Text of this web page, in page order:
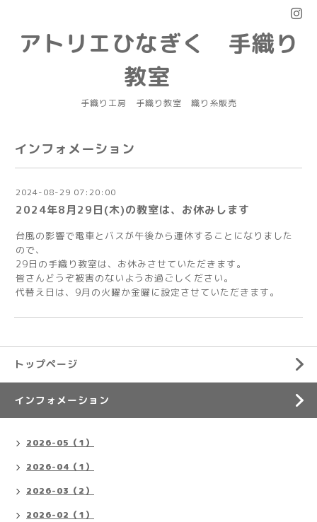
アトリエひなぎく 手織り
教室
手織り工房 手織り教室 織り糸販売
インフォメーション
2024-08-29 07:20:00
2024年8月29日(木)の教室は、お休みします
台風の影響で電車とバスが午後から運休することになりました
ので、
29日の手織り教室は、お休みさせていただきます。
皆さんどうぞ被害のないようお過ごしください。
代替え日は、9月の火曜か金曜に設定させていただきます。
トップページ
インフォメーション
2026-05（1）
2026-04（1）
2026-03（2）
2026-02（1）